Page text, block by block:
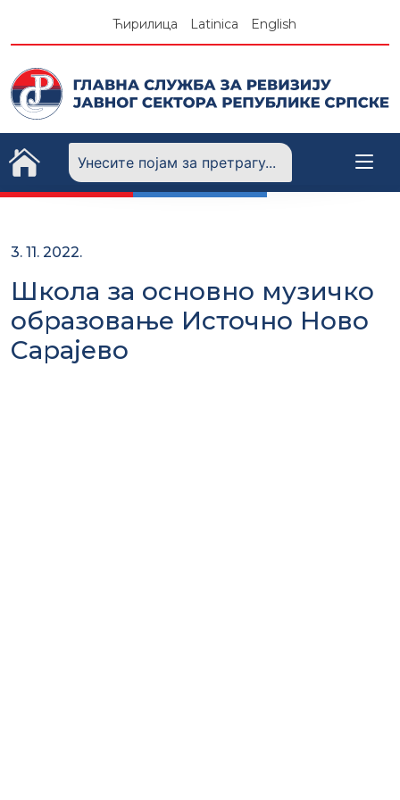
Ћирилица Latinica English
3. 11. 2022.
Школа за основно музичко
образовање Источно Ново
Сарајево